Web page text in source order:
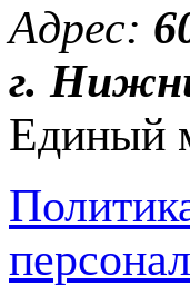
Адрес:
г.
Единый